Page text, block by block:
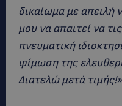
δικαίωμα με απειλή
μου να απαιτεί να
πνευματική
φίμωση της
Διατελώ μετά τιμής!»